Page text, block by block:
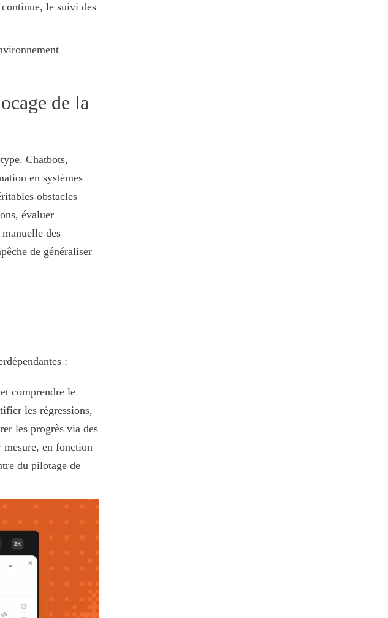
le suivi des
de la
Chatbots,
en systèmes
obstacles
évaluer
des
de généraliser
:
comprendre le
les régressions,
les progrès via des
mesure, en fonction
du pilotage de